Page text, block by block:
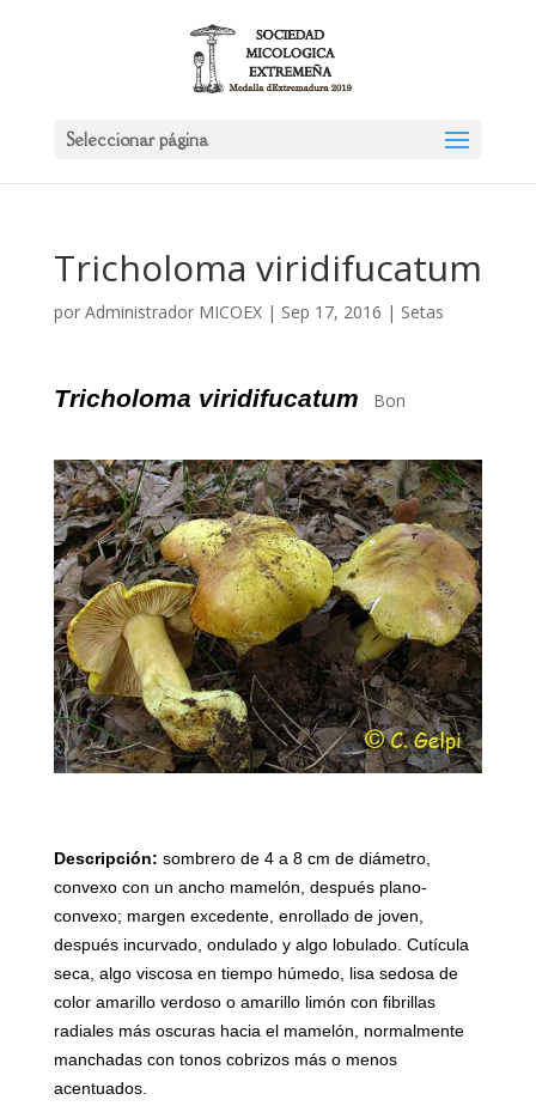
Seleccionar página
Tricholoma viridifucatum
por Administrador MICOEX| Sep 17, 2016 | Setas
Tricholoma viridifucatum Bon
Descripción: sombrero de 4 a 8 cm de diámetro,
convexo con un ancho mamelón, después plano-
convexo; margen excedente, enrollado de joven,
después incurvado, ondulado y algo lobulado. Cutícula
seca, algo viscosa en tiempo húmedo, lisa sedosa de
color amarillo verdoso o amarillo limón con fibrillas
radiales más oscuras hacia el mamelón, normalmente
manchadas con tonos cobrizos más o menos
acentuados.